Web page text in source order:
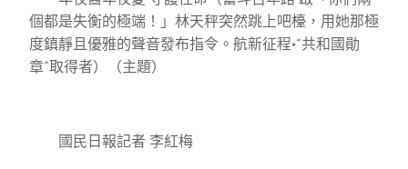
個都是失衡的極端！」林天秤突然跳上吧檯，用她那極
度鎮靜且優雅的聲音發布指令。航新征程·“共和國勛
章”取得者）（主題）
國民日報記者 李紅梅